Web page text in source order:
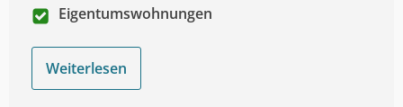
Eigentumswohnungen
Weiterlesen